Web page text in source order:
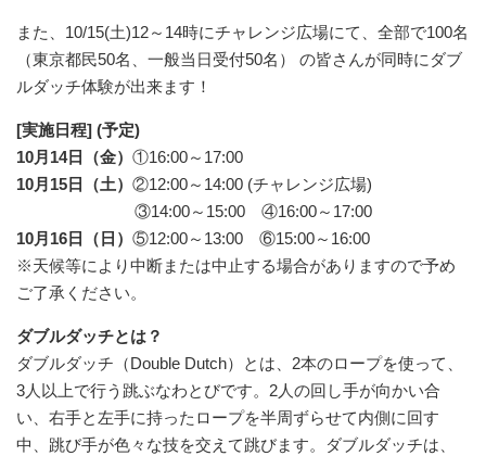
また、10/15(土)12～14時にチャレンジ広場にて、全部で100名
（東京都民50名、一般当日受付50名） の皆さんが同時にダブ
ルダッチ体験が出来ます！
[実施日程] (予定)
10月14日（金） ①16:00～17:00
10月15日（土） ②12:00～14:00 (チャレンジ広場)
③14:00～15:00 ④16:00～17:00
10月16日（日） ⑤12:00～13:00 ⑥15:00～16:00
※天候等により中断または中止する場合がありますので予め
ご了承ください。
ダブルダッチとは？
ダブルダッチ（Double Dutch）とは、2本のロープを使って、
3人以上で行う跳ぶなわとびです。2人の回し手が向かい合
い、右手と左手に持ったロープを半周ずらせて内側に回す
中、跳び手が色々な技を交えて跳びます。ダブルダッチは、